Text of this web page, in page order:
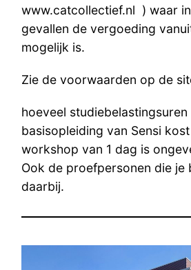
www.catcollectief.nl ) waar
gevallen de vergoeding
mogelijk is.
Zie de voorwaarden op de
hoeveel studiebelastingsuren
basisopleiding van Sensi
workshop van 1 dag is
Ook de proefpersonen die je
daarbij.